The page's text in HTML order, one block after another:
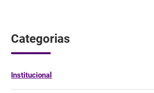
Categorias
Institucional